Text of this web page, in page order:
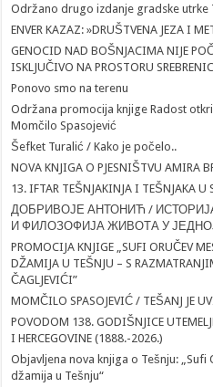
Održano drugo izdanje gradske utrke
ENVER KAZAZ: »DRUŠTVENA JEZA I
GENOCID NAD BOŠNJACIMA NIJE
ISKLJUČIVO NA PROSTORU
Ponovo smo na terenu
Održana promocija knjige Radost
Momčilo Spasojević
Šefket Turalić / Kako je počelo..
NOVA KNJIGA O PJESNIŠTVU AMIRA
13. IFTAR TEŠNJAKINJA I TEŠNJAKA U
ДОБРИВОЈЕ АНТОНИЋ /
И ФИЛОЗОФИЈА ЖИВОТА У
PROMOCIJA KNJIGE „SUFI ORUČEV
DŽAMIJA U TEŠNJU – S
ČAGLJEVIĆI”
MOMČILO SPASOJEVIĆ / TEŠANJ JE
POVODOM 138. GODIŠNJICE
I HERCEGOVINE (1888.-2026.)
Objavljena nova knjiga o Tešnju:
džamija u Tešnju“